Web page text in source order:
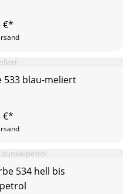
€*
533 blau-meliert
€*
534 hell bis